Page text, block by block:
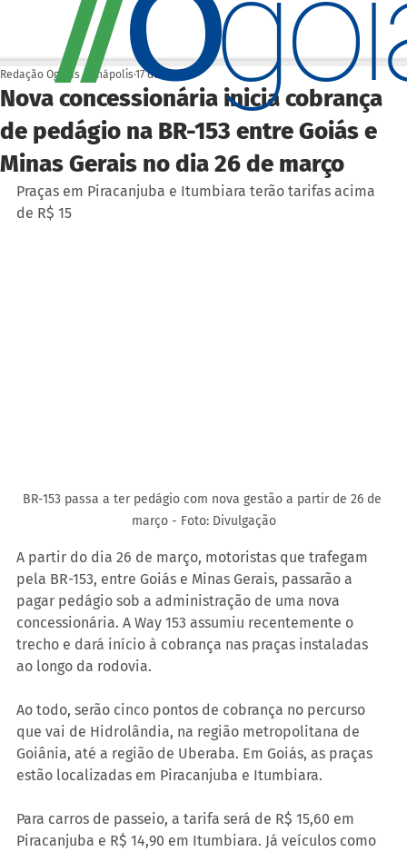
Nova concessionária inicia cobrança
de pedágio na BR-153 entre Goiás e
Minas Gerais no dia 26 de março
Redação Ogoiás | Anápolis 17 de mar.
Praças em Piracanjuba e Itumbiara terão tarifas acima
de R$ 15
BR-153 passa a ter pedágio com nova gestão a partir de 26 de
março - Foto: Divulgação
A partir do dia 26 de março, motoristas que trafegam
pela BR-153, entre Goiás e Minas Gerais, passarão a
pagar pedágio sob a administração de uma nova
concessionária. A Way 153 assumiu recentemente o
trecho e dará início à cobrança nas praças instaladas
ao longo da rodovia.
Ao todo, serão cinco pontos de cobrança no percurso
que vai de Hidrolândia, na região metropolitana de
Goiânia, até a região de Uberaba. Em Goiás, as praças
estão localizadas em Piracanjuba e Itumbiara.
Para carros de passeio, a tarifa será de R$ 15,60 em
Piracanjuba e R$ 14,90 em Itumbiara. Já veículos como